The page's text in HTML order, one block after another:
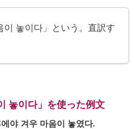
이 놓이다」という。直訳す
놓이다」を使った例文
야 겨우 마음이 놓였다.